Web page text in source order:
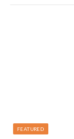
FEATURED